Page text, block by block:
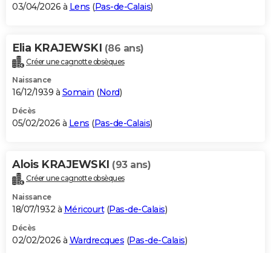
03/04/2026 à Lens (Pas-de-Calais)
Elia KRAJEWSKI (86 ans)
Créer une cagnotte obsèques
Naissance
16/12/1939 à Somain (Nord)
Décès
05/02/2026 à Lens (Pas-de-Calais)
Alois KRAJEWSKI (93 ans)
Créer une cagnotte obsèques
Naissance
18/07/1932 à Méricourt(Pas-de-Calais)
Décès
02/02/2026 à Wardrecques (Pas-de-Calais)